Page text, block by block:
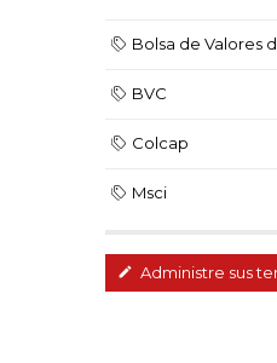
Bolsa de Valores
BVC
Colcap
Msci
Administre sus